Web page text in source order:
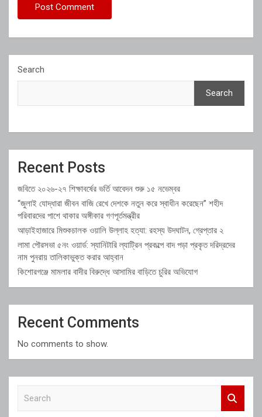
Search
Search
Recent Posts
জবিতে ২০২৬-২৭ শিক্ষাবর্ষের ভর্তি আবেদন শুরু ১৫ নভেম্বর
“জুলাই যোদ্ধারা জীবন বাজি রেখে দেশকে নতুন করে স্বাধীন করেছেন” শহীদ
পরিবারদের পাশে থাকার অঙ্গীকার গণপূর্তমন্ত্রীর
আড়াইহাজারে মিশুকচালক ওয়ালি উল্লাহ হত্যা: রহস্য উদঘাটন, গ্রেপ্তার ২
লামা পৌরসভা ৫নং ওয়ার্ড: স্যানিটারি ল্যাট্রিন প্রকল্পে বাদ পড়া প্রকৃত দরিদ্রদের
নাম পুনরায় তালিকাভুক্ত করার আহ্বান
কিশোরগঞ্জে মামলার বাদীর বিরুদ্ধে আসামির বাড়িতে চুরির অভিযোগ
Recent Comments
No comments to show.